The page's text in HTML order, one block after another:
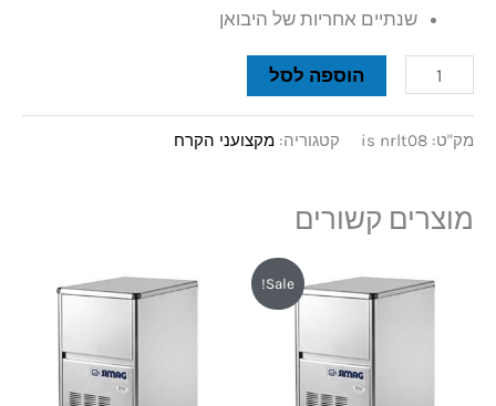
שנתיים אחריות של היבואן
הוספה לסל
מק"ט: is nrlt08 קטגוריה: מקצועני הקרח
מוצרים קשורים
Sale!
המחיר
המקורי
המחיר
הנוכחי